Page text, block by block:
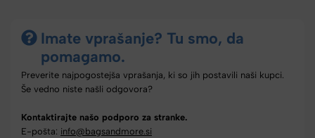
Imate vprašanje? Tu smo, da
pomagamo.
Preverite najpogostejša vprašanja, ki so jih postavili naši kupci.
Še vedno niste našli odgovora?
Kontaktirajte našo podporo za stranke.
E-pošta: info@bagsandmore.si